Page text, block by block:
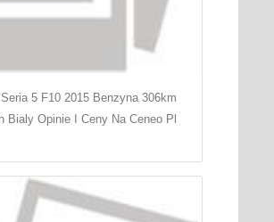
5 F10 2015 Benzyna 306km
Bialy Opinie I Ceny Na Ceneo Pl